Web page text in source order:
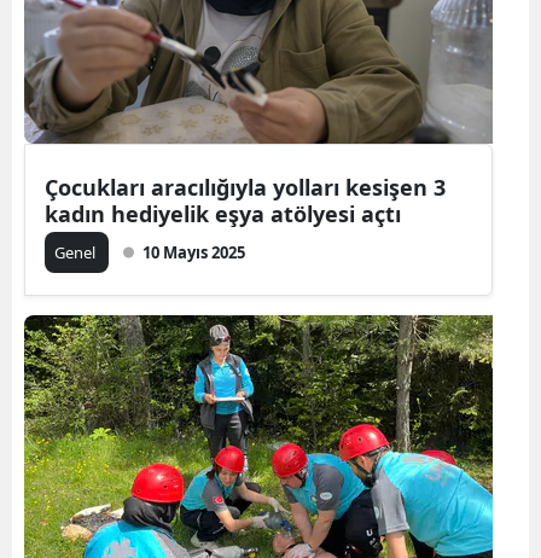
Çocukları aracılığıyla yolları kesişen 3
kadın hediyelik eşya atölyesi açtı
Genel 10 Mayıs 2025